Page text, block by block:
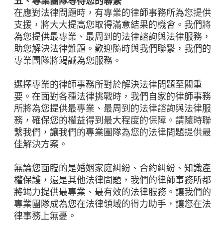
在應對法律問題時，有專業的律師事務所為您提供
支援，將大大提高您取得滿意結果的機會。我們將
為您提供最專業、最周到的法律諮詢與法律服務，
助您解決法律難題。歡迎隨時與我們聯繫，我們的
專業團隊將竭誠為您服務。
選擇專業的律師事務所對於解決法律問題至關重
要。在面對各種法律挑戰時，我們自家的律師事務
所將為您提供最專業、最周到的法律諮詢與法律服
務，確保您的權益得到最大程度的保障。請隨時聯
繫我們，讓我們的專業團隊為您的法律問題提供最
佳解決方案。
無論您面臨的是婚姻家庭糾紛、合約糾紛、知識產
權保護，還是其他法律問題，我們的律師事務所都
將竭力提供最專業、最有效的法律服務。讓我們的
專業團隊成為您在法律領域的得力助手，讓您在法
律事務上無憂。